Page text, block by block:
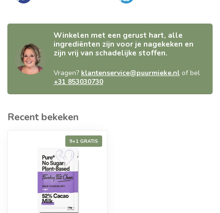
Winkelen met een gerust hart, alle
ingrediënten zijn voor je nagekeken en
zijn vrij van schadelijke stoffen.
Vragen? klantenservice@puurmieke.nl of bel
+31 853030730
Recent bekeken
9+1 GRATIS